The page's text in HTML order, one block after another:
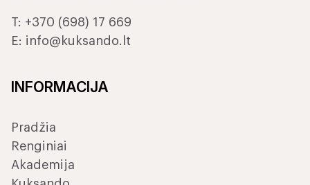
T: +370 (698) 17 669
E: info@kuksando.lt
INFORMACIJA
Pradžia
Renginiai
Akademija